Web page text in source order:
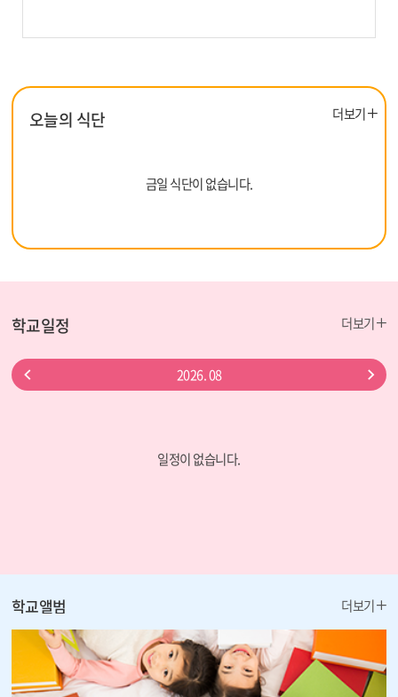
오늘의 식단
금일 식단이 없습니다.
더보기 더
학교일정
2026.08
다
일정이 없습니다.
더보기
더
학교앨범 더보기
더